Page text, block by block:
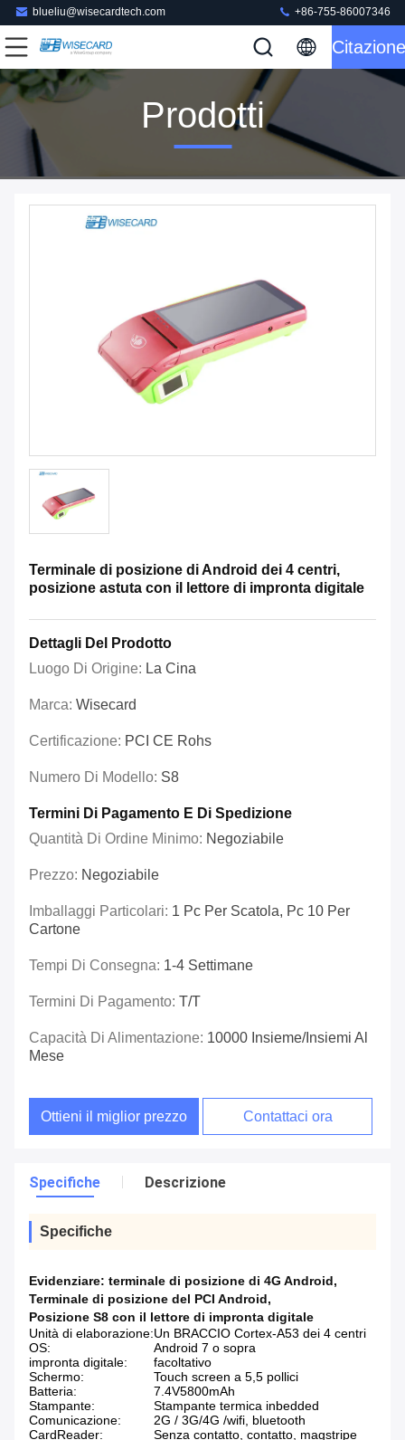
blueliu@wisecardtech.com +86-755-86007346
Citazione
Prodotti
Terminale di posizione di Android dei 4 centri,
posizione astuta con il lettore di impronta digitale
Dettagli Del Prodotto
Luogo Di Origine: La Cina
Marca: Wisecard
Certificazione: PCI CE Rohs
Numero Di Modello: S8
Termini Di Pagamento E Di Spedizione
Quantità Di Ordine Minimo: Negoziabile
Prezzo: Negoziabile
Imballaggi Particolari: 1 Pc Per Scatola, Pc 10 Per
Cartone
Tempi Di Consegna: 1-4 Settimane
Termini Di Pagamento: T/T
Capacità Di Alimentazione: 10000 Insieme/insiemi Al
Mese
Ottieni il miglior prezzo Contattaci ora
Specifiche Descrizione
Specifiche
Evidenziare: terminale di posizione di 4G Android,
Terminale di posizione del PCI Android,
Posizione S8 con il lettore di impronta digitale
Unità di elaborazione:Un BRACCIO Cortex-A53 dei 4 centri
OS:
Android 7 o sopra
impronta digitale:
facoltativo
Schermo:
Touch screen a 5,5 pollici
Batteria:
7.4V5800mAh
Stampante:
Stampante termica inbedded
Comunicazione:
2G / 3G/4G /wifi, bluetooth
CardReader:
Senza contatto, contatto, magstripe